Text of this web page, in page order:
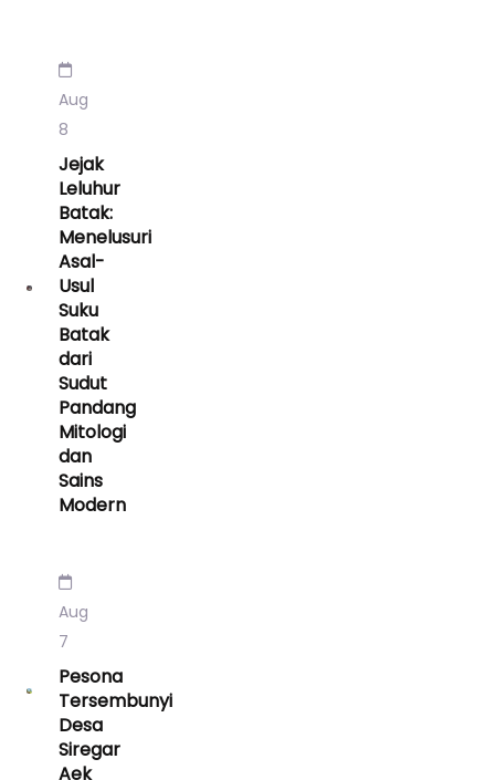
Aug
8
Jejak
Leluhur
Batak:
Menelusuri
Asal-
Usul
Suku
Batak
dari
Sudut
Pandang
Mitologi
dan
Sains
Modern
Aug
7
Pesona
Tersembunyi
Desa
Siregar
Aek